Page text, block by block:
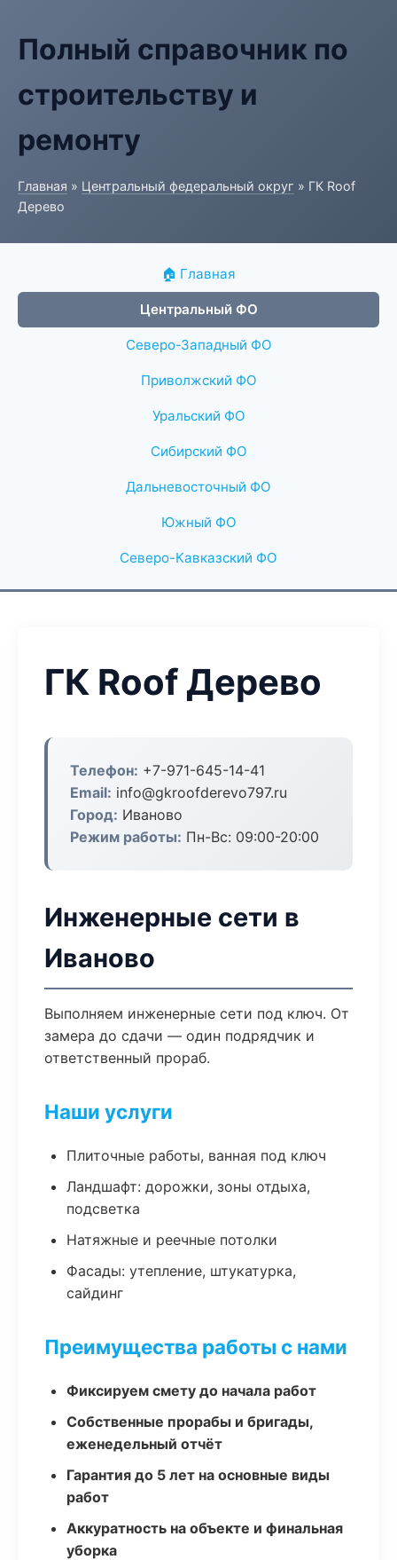
Полный справочник по
строительству и
ремонту
Главная » Центральный федеральный округ » ГК Roof
Дерево
🏠 Главная
Центральный ФО
Северо-Западный ФО
Приволжский ФО
Уральский ФО
Сибирский ФО
Дальневосточный ФО
Южный ФО
Северо-Кавказский ФО
ГК Roof Дерево
Телефон: +7-971-645-14-41
Email: info@gkroofderevo797.ru
Город: Иваново
Режим работы: Пн-Вс: 09:00-20:00
Инженерные сети в
Иваново
Выполняем инженерные сети под ключ. От
замера до сдачи — один подрядчик и
ответственный прораб.
Наши услуги
Плиточные работы, ванная под ключ
Ландшафт: дорожки, зоны отдыха,
подсветка
Натяжные и реечные потолки
Фасады: утепление, штукатурка,
сайдинг
Преимущества работы с нами
Фиксируем смету до начала работ
Собственные прорабы и бригады,
еженедельный отчёт
Гарантия до 5 лет на основные виды
работ
Аккуратность на объекте и финальная
уборка